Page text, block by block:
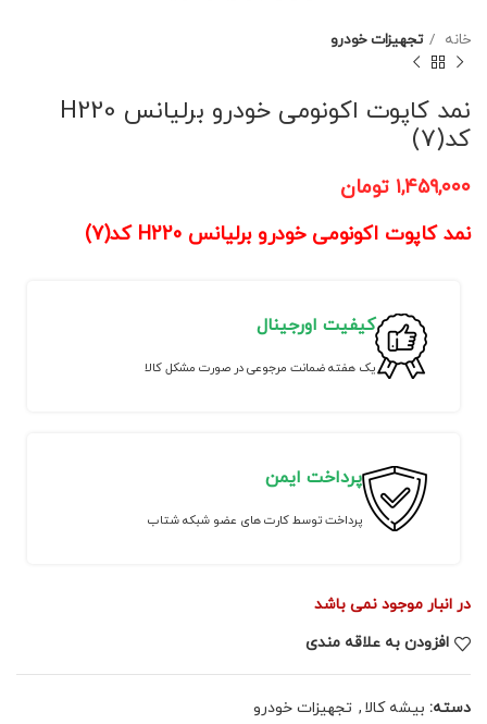
خانه تجهیزات خودرو
نمد کاپوت اکونومی خودرو برلیانس H220
کد(7)
۱,۴۵۹,۰۰۰ تومان
نمد کاپوت اکونومی خودرو برلیانس H220 کد(7)
کیفیت اورجینال
یک هفته ضمانت مرجوعی در صورت مشکل کالا
پرداخت ایمن
پرداخت توسط کارت های عضو شبکه شتاب
در انبار موجود نمی باشد
افزودن به علاقه مندی
دسته: بیشه کالا , تجهیزات خودرو